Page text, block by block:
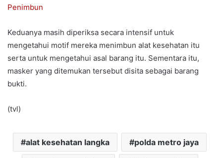
Penimbun
Keduanya masih diperiksa secara intensif untuk
mengetahui motif mereka menimbun alat kesehatan itu
serta untuk mengetahui asal barang itu. Sementara itu,
masker yang ditemukan tersebut disita sebagai barang
bukti.
(tvl)
alat kesehatan langka polda metro jaya